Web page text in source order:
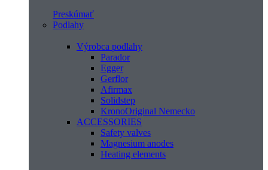
Preskúmať
Podlahy
Výrobca podlahy
Parador
Egger
Gerflor
Afirmax
Solidstep
KronoOriginal Nemecko
ACCESSORIES
Safety valves
Magnesium anodes
Heating elements